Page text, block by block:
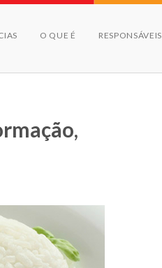
O QUE É RESPONSÁVEIS